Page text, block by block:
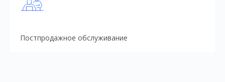
Постпродажное обслуживание